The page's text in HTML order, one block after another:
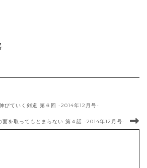
びていく剣道 第６回 -2014年12月号-
面を取ってもとまらない 第４話 -2014年12月号-